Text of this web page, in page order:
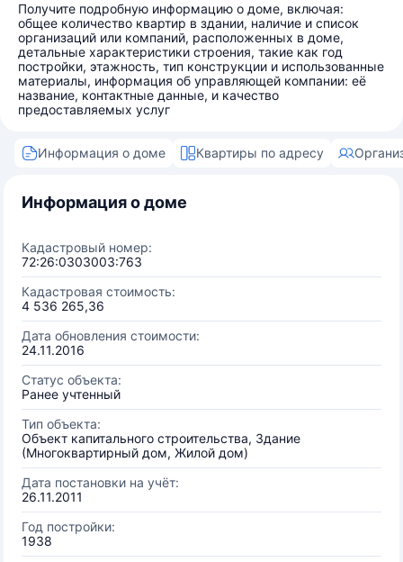
Получите подробную информацию о доме, включая:
общее количество квартир в здании, наличие и список
организаций или компаний, расположенных в доме,
детальные характеристики строения, такие как год
постройки, этажность, тип конструкции и использованные
материалы, информация об управляющей компании: её
название, контактные данные, и качество
предоставляемых услуг
Информация о доме Квартиры по адресу
Информация о доме
Кадастровый номер:
72:26:0303003:763
Кадастровая стоимость:
4 536 265,36
Дата обновления стоимости:
24.11.2016
Статус объекта:
Ранее учтенный
Тип объекта:
Объект капитального строительства, Здание
(Многоквартирный дом, Жилой дом)
Дата постановки на учёт:
26.11.2011
Год постройки:
1938